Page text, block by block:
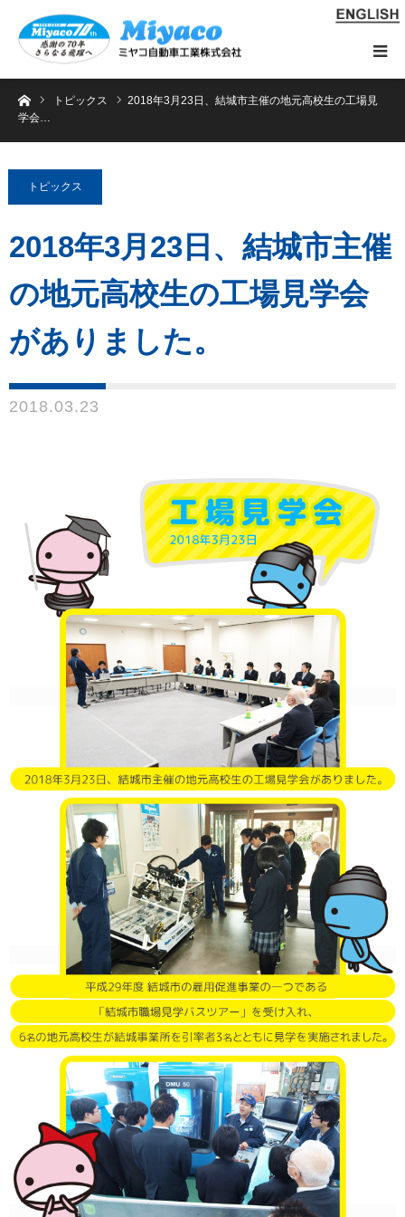
ホームトピックス
2018年3月23日、結城市主催の地元高校生の工場見
学会…
トピックス
2018年3月23日、結城市主催
の地元高校生の工場見学会
がありました。
2018.03.23